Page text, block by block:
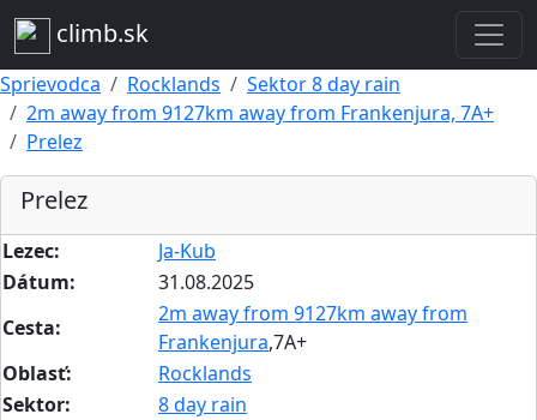
climb.sk
Sprievodca Rocklands
Sektor 8 day rain
2m away from 9127km away from Frankenjura, 7A+
Prelez
Prelez
Lezec:
Ja-Kub
Dátum:
31.08.2025
Cesta:
2m away from 9127km away from
Frankenjura,7A+
Oblasť:
Rocklands
Sektor:
8 day rain